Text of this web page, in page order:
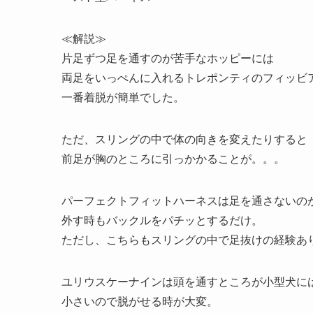
≪解説≫
片足ずつ足を通すのが苦手なホッピーには
両足をいっぺんに入れるトレポンティのフィッビ
一番着脱が簡単でした。
ただ、スリングの中で体の向きを変えたりすると
前足が胸のところに引っかかることが。。。
パーフェクトフィットハーネスは足を通さない
外す時もバックルをパチッとするだけ。
ただし、こちらもスリングの中で足抜けの経験あ
ユリウスケーナインは頭を通すところが小型犬に
小さいので脱がせる時が大変。